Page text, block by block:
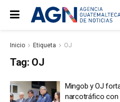
Inicio Etiqueta OJ
Tag: OJ
Mingob y OJ
narcotráfico con